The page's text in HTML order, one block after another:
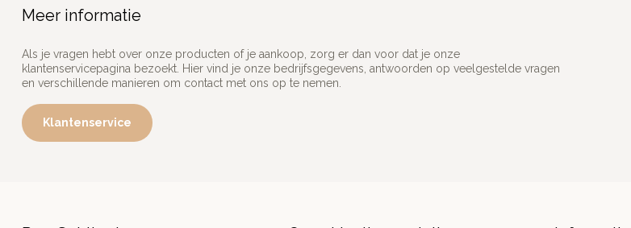
Meer informatie
Als je vragen hebt over onze producten of je aankoop, zorg er dan voor dat je onze
klantenservicepagina bezoekt. Hier vind je onze bedrijfsgegevens, antwoorden op veelgestelde vragen
en verschillende manieren om contact met ons op te nemen.
Klantenservice